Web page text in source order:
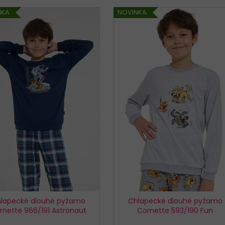
dlouhé pyžamo
966/191 Astronaut
NOVINKA
Chlapecké dlouhé pyžamo
Cornette 593/190 Fun
BAVLNĚNÉ 3679 LOVELYGIRL
179 Kč
KALHOTKY
199 Kč